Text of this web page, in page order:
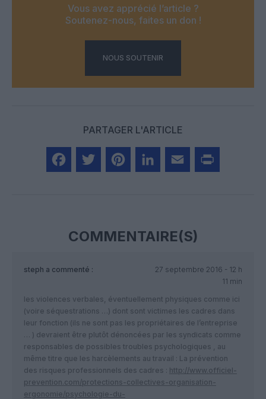
Vous avez apprécié l’article ?
Soutenez-nous, faites un don !
NOUS SOUTENIR
PARTAGER L'ARTICLE
COMMENTAIRE(S)
steph a commenté :
27 septembre 2016 - 12 h
11 min
les violences verbales, éventuellement physiques comme ici
(voire séquestrations …) dont sont victimes les cadres dans
leur fonction (ils ne sont pas les propriétaires de l’entreprise
… ) devraient être plutôt dénoncées par les syndicats comme
responsables de possibles troubles psychologiques , au
même titre que les harcèlements au travail : La prévention
des risques professionnels des cadres : http://www.officiel-
prevention.com/protections-collectives-organisation-
ergonomie/psychologie-du-